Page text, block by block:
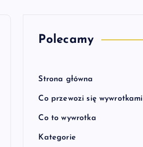
Polecamy
Strona główna
Co przewozi się wywrotkami
Co to wywrotka
Kategorie